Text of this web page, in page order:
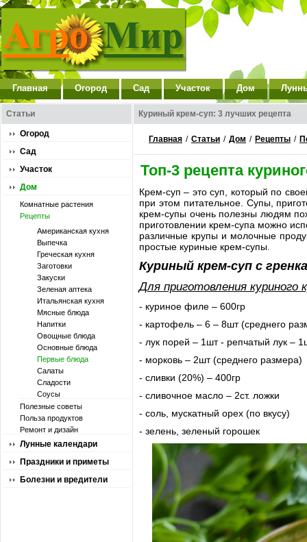
Главная Огород Сад Участок Дом
Статьи
Огород
Сад
Участок
Дом
Комнатные растения
Рецепты
Американская кухня
Выпечка
Греческая кухня
Заготовки
Закуски
Зеленая аптека
Итальянская кухня
Мясные блюда
Напитки
Овощные блюда
Основные блюда
Первые блюда
Салаты
Сладости
Соусы
Полезные советы
Польза продуктов
Ремонт и дизайн
Лунные календари
Праздники и приметы
Болезни и вредители
Куриный крем-суп: 3 лучших рецепта
Главная / Статьи / Дом / Рецепты /
Топ-3 рецепта
Крем-суп – это суп, который по
при этом питательное. Супы,
крем-супы очень полезны людям
приготовлении крем-супа можно
различные крупы и молочные
простые куриные крем-супы.
Куриный крем-суп с
Для приготовления куриного
- куриное филе – 600гр
- картофель – 6 – 8шт (среднего
- лук порей – 1шт - репчатый лук –
- морковь – 2шт (среднего размера)
- сливки (20%) – 400гр
- сливочное масло – 2ст. ложки
- соль, мускатный орех (по вкусу)
- зелень, зеленый горошек